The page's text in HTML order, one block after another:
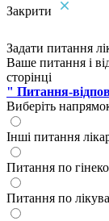
Закрити
Задати питання
Ваше питання і
сторінці
" Питання-
Виберіть
Інші питання
Питання по
Питання по